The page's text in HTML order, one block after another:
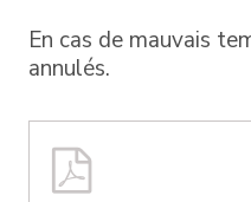
En cas de mauvais
annulés.